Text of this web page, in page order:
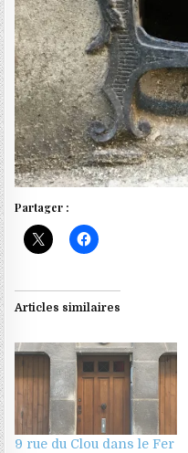
Partager :
Articles similaires
9 rue du Clou dans le Fer